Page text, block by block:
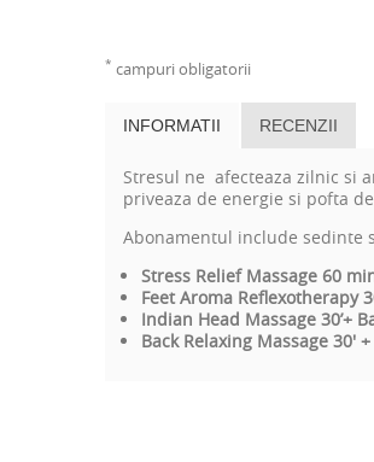
* campuri obligatorii
INFORMATII RECENZII
Stresul ne afecteaza zilnic si
priveaza de energie si pofta
Abonamentul include sedinte
Stress Relief Massage 60
Feet Aroma Reflexotherapy
Indian Head Massage 30’+
Back Relaxing Massage 30'